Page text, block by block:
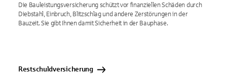
Die Bauleistungsversicherung schützt vor finanziellen Schäden durch
Diebstahl, Einbruch, Blitzschlag und andere Zerstörungen in der
Bauzeit. Sie gibt Ihnen damit Sicherheit in der Bauphase.
Restschuldversicherung